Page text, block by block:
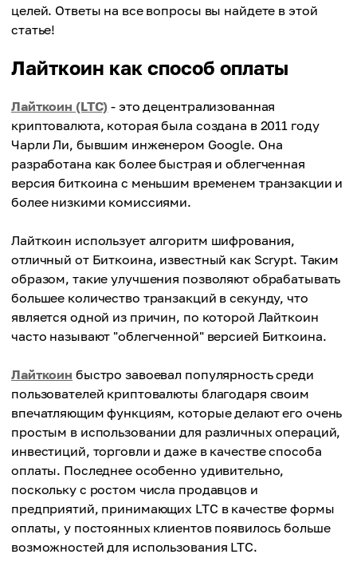
целей. Ответы на все вопросы вы найдете в этой
статье!
Лайткоин как способ оплаты
Лайткоин (LTC) - это децентрализованная
криптовалюта, которая была создана в 2011 году
Чарли Ли, бывшим инженером Google. Она
разработана как более быстрая и облегченная
версия биткоина с меньшим временем транзакции и
более низкими комиссиями.
Лайткоин использует алгоритм шифрования,
отличный от Биткоина, известный как Scrypt. Таким
образом, такие улучшения позволяют обрабатывать
большее количество транзакций в секунду, что
является одной из причин, по которой Лайткоин
часто называют "облегченной" версией Биткоина.
Лайткоин быстро завоевал популярность среди
пользователей криптовалюты благодаря своим
впечатляющим функциям, которые делают его очень
простым в использовании для различных операций,
инвестиций, торговли и даже в качестве способа
оплаты. Последнее особенно удивительно,
поскольку с ростом числа продавцов и
предприятий, принимающих LTC в качестве формы
оплаты, у постоянных клиентов появилось больше
возможностей для использования LTC.